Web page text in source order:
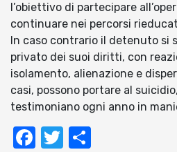
l’obiettivo di partecipare
continuare nei percorsi
In caso contrario il detenuto si
privato dei suoi diritti, con
isolamento, alienazione e
casi, possono portare al
testimoniano ogni anno in
Facebook
Twitter